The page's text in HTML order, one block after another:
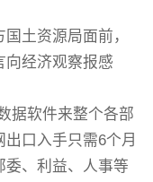
土资源局面前，
向经济观察报感
据软件来整个各部
口入手只需6个月
委、利益、人事等